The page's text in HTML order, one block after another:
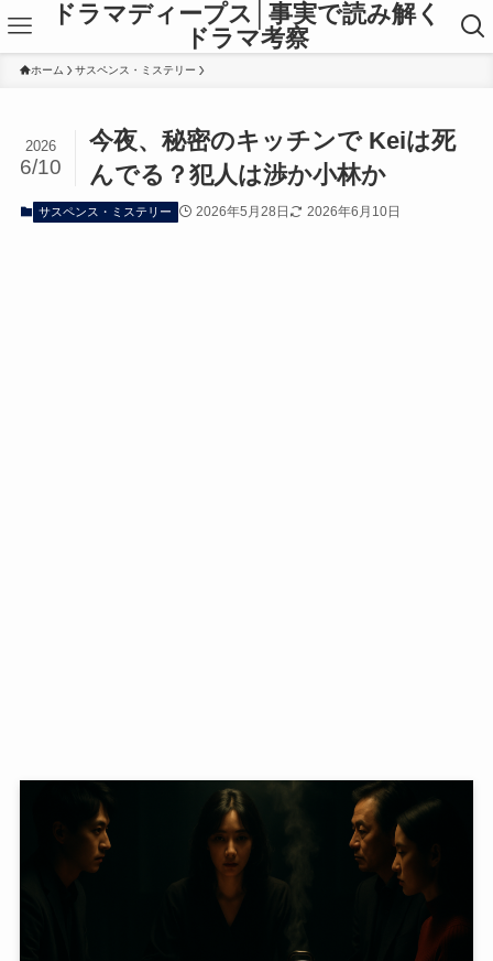
ドラマディープス│事実で読み解く
ドラマ考察
ホーム サスペンス・ミステリー
今夜、秘密のキッチンで Keiは死
んでる？犯人は渉か小林か
2026
6/10
サスペンス・ミステリー 2026年5月28日 2026年6月10日